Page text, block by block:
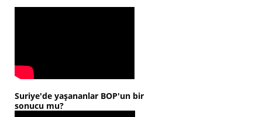
Suriye'de yaşananlar BOP'un bir
sonucu mu?